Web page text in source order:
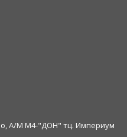
А/М М4-"ДОН" тц. Империум